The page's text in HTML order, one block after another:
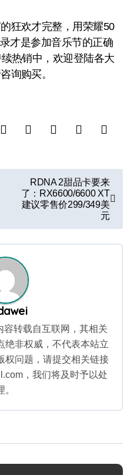
欢才完整，用荣耀50
才是参加音乐节的正确
热销中，欢迎登陆各大
询购买。
RDNA 2甜品卡要来
了：RX6600/6600 XT
建议零售价299/349美
元
容转载自互联网，其相关
绝非权威，不代表本站立
权问题，请提交相关链接
，我们将及时予以处
。